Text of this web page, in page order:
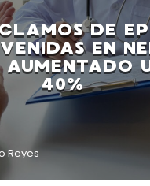
DE
EN
AUMENTADO
40%
Reyes